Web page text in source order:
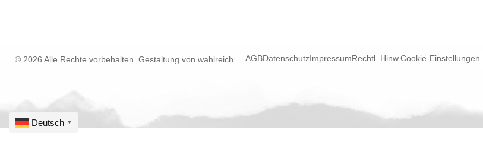
© 2026 Alle Rechte vorbehalten. Gestaltung von wahlreich AGBDatenschutzImpressumRechtl. Hinw.Cookie-Einstellungen
Deutsch ▼